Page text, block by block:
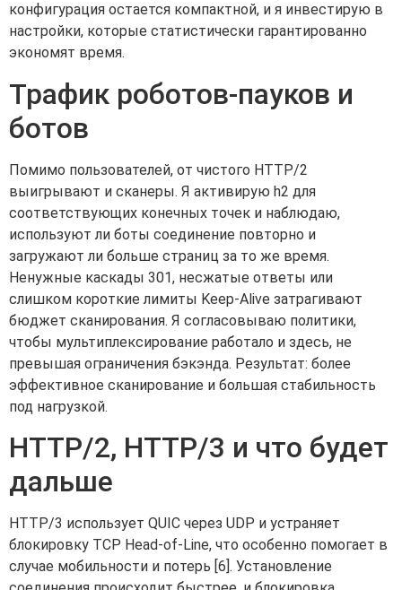
конфигурация остается компактной, и я инвестирую в
настройки, которые статистически гарантированно
экономят время.
Трафик роботов-пауков и
ботов
Помимо пользователей, от чистого HTTP/2
выигрывают и сканеры. Я активирую h2 для
соответствующих конечных точек и наблюдаю,
используют ли боты соединение повторно и
загружают ли больше страниц за то же время.
Ненужные каскады 301, несжатые ответы или
слишком короткие лимиты Keep-Alive затрагивают
бюджет сканирования. Я согласовываю политики,
чтобы мультиплексирование работало и здесь, не
превышая ограничения бэкэнда. Результат: более
эффективное сканирование и большая стабильность
под нагрузкой.
HTTP/2, HTTP/3 и что будет
дальше
HTTP/3 использует QUIC через UDP и устраняет
блокировку TCP Head-of-Line, что особенно помогает в
случае мобильности и потерь [6]. Установление